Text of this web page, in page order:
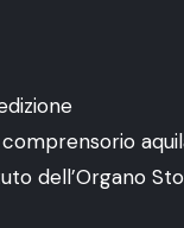
dell’Organo